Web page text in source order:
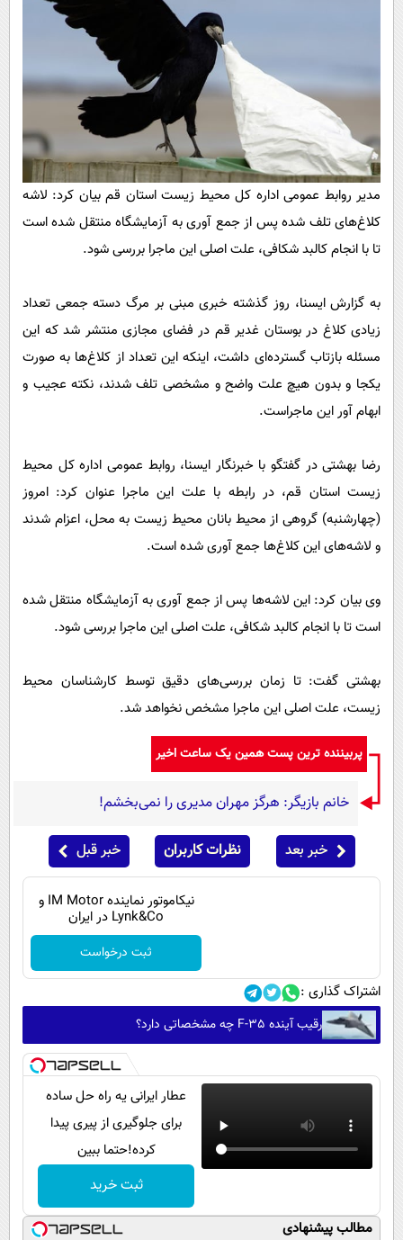
فناوری
گوناگون
حوادث
محیط زیست
سلامت
بین الملل
حیات وحش
سیاست خارجی
روانشناسی
آشپزی
دانلود
مدیر روابط عمومی اداره کل محیط زیست استان قم بیان کرد: لاشه
کلاغ‌های تلف شده پس از جمع آوری به آزمایشگاه منتقل شده است
تا با انجام کالبد شکافی، علت اصلی این ماجرا بررسی شود.
به گزارش ایسنا، روز گذشته خبری مبنی بر مرگ دسته جمعی تعداد
زیادی کلاغ در بوستان غدیر قم در فضای مجازی منتشر شد که این
مسئله بازتاب گسترده‌ای داشت، اینکه این تعداد از کلاغ‌ها به صورت
یکجا و بدون هیچ علت واضح و مشخصی تلف شدند، نکته عجیب و
ابهام آور این ماجراست.
رضا بهشتی در گفتگو با خبرنگار ایسنا، روابط عمومی اداره کل محیط
زیست استان قم، در رابطه با علت این ماجرا عنوان کرد: امروز
(چهارشنبه) گروهی از محیط بانان محیط زیست به محل، اعزام شدند
و لاشه‌های این کلاغ‌ها جمع آوری شده است.
وی بیان کرد: این لاشه‌ها پس از جمع آوری به آزمایشگاه منتقل شده
است تا با انجام کالبد شکافی، علت اصلی این ماجرا بررسی شود.
بهشتی گفت: تا زمان بررسی‌های دقیق توسط کارشناسان محیط
زیست، علت اصلی این ماجرا مشخص نخواهد شد.
پربیننده ترین پست همین یک ساعت اخیر
خانم بازیگر: هرگز مهران مدیری را نمی‌بخشم!
خبر بعد نظرات کاربران خبر قبل
نیکاموتور نماینده IM Motor و
Lynk&Co در ایران
ثبت درخواست
اشتراک گذاری :
رقیب آینده F-35 چه مشخصاتی دارد؟
عطار ایرانی یه راه حل ساده
برای جلوگیری از پیری پیدا
کرده!حتما ببین
ثبت خرید
مطالب پیشنهادی